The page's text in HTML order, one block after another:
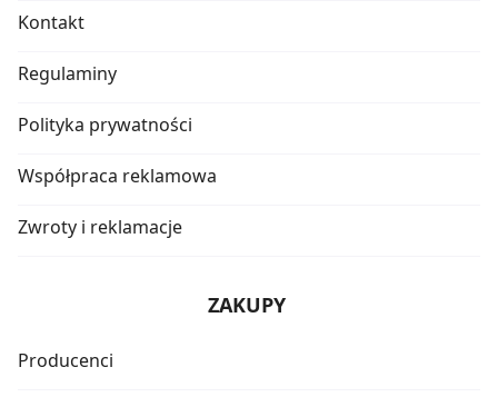
Kontakt
Regulaminy
Polityka prywatności
Współpraca reklamowa
Zwroty i reklamacje
ZAKUPY
Producenci